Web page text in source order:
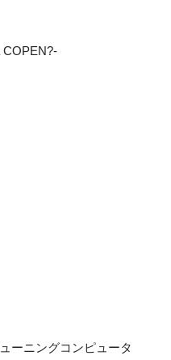
ーニングコンピュータ